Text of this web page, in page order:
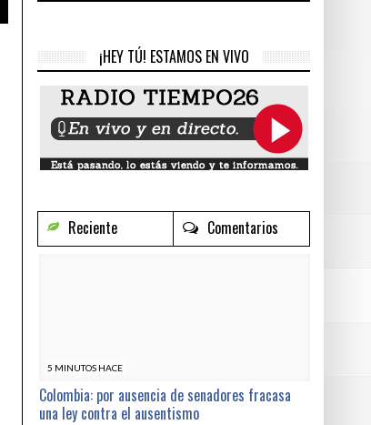
¡HEY TÚ! ESTAMOS EN VIVO
Reciente Comentarios
5 MINUTOS HACE
Colombia: por ausencia de senadores fracasa
una ley contra el ausentismo